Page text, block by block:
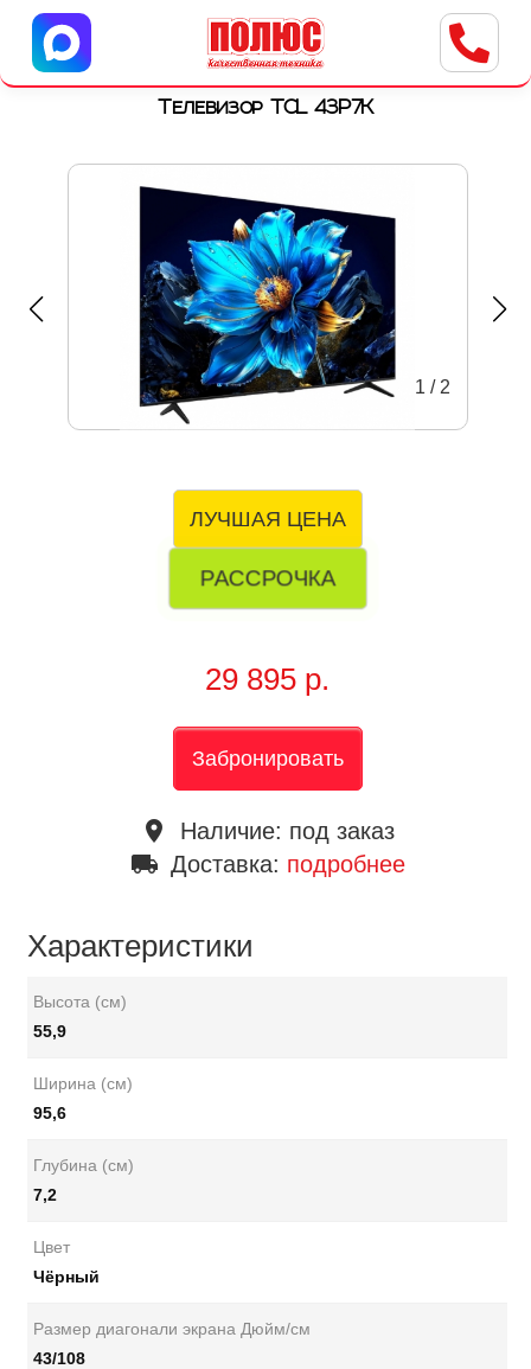
Центр бытовой техники
г. Ульяновск, ул. Пушкарева, 8a
Телевизор TCL 43P7K
1 / 2
ЛУЧШАЯ ЦЕНА
РАССРОЧКА
29 895 р.
Забронировать
place Наличие: под заказ
local_shipping Доставка: подробнее
Характеристики
Высота (см)
55,9
Ширина (см)
95,6
Глубина (см)
7,2
Цвет
Чёрный
Размер диагонали экрана Дюйм/см
43/108